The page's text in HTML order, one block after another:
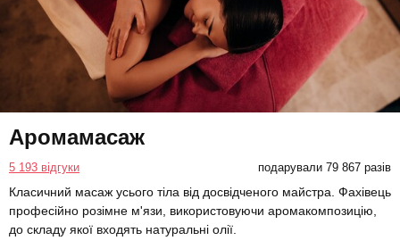
Аромамасаж
5 193 відгуки подарували 79 867 разів
Класичний масаж усього тіла від досвідченого майстра. Фахівець
професійно розімне м'язи, використовуючи аромакомпозицію,
до складу якої входять натуральні олії.